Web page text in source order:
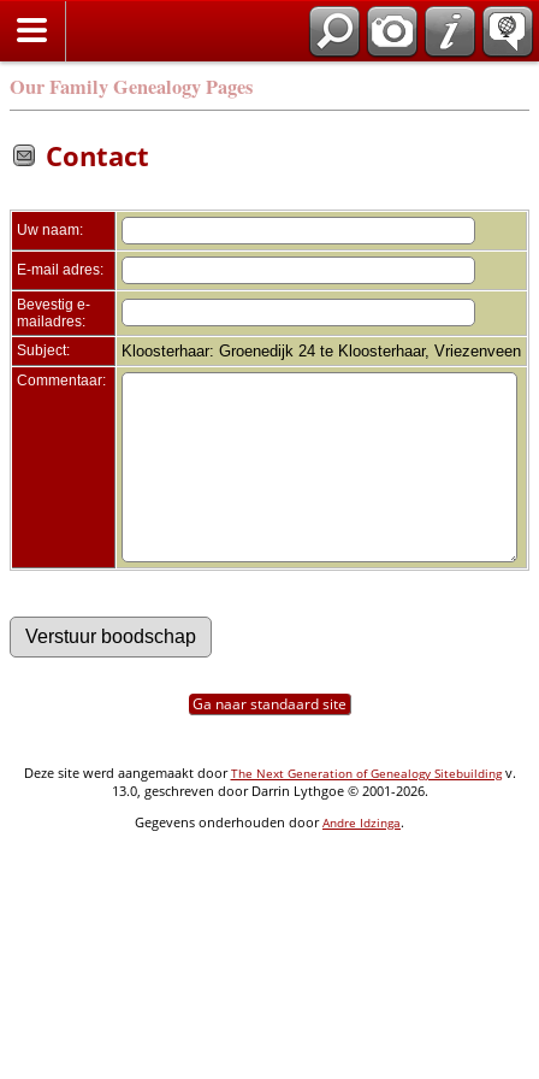
Our Family Genealogy Pages
Contact
Uw naam:
E-mail adres:
Bevestig e-
mailadres:
Subject:
Kloosterhaar: Groenedijk 24 te Kloosterhaar, Vriezenveen
Commentaar:
Ga naar standaard site
Deze site werd aangemaakt doorThe Next Generation of Genealogy Sitebuildingv.
13.0, geschreven door Darrin Lythgoe © 2001-2026.
Gegevens onderhouden doorAndre Idzinga.